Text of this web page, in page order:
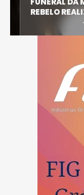
REBELO